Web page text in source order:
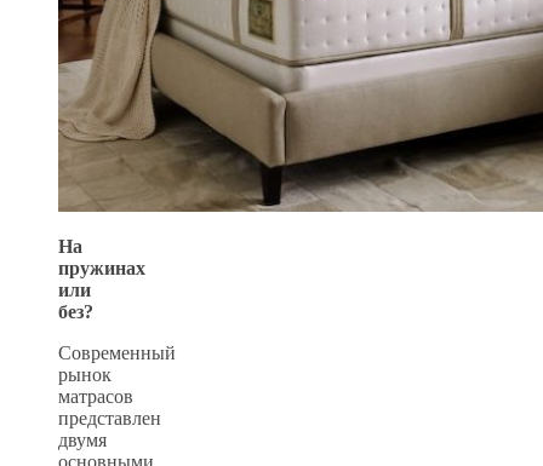
На
пружинах
или
без?
Современный
рынок
матрасов
представлен
двумя
основными